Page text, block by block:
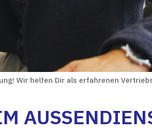
Wir helfen Dir als erfahrenen